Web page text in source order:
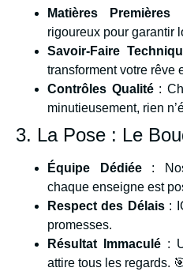
Matières
rigoureux pour garantir
Savoir-Faire
transforment votre rêve
Contrôles Qualité:
minutieusement, rien
3. La Pose : Le
Équipe Dédiée: Nos
chaque enseigne est
Respect des Délais:
promesses.
Résultat Immaculé:
attire tous les regards.